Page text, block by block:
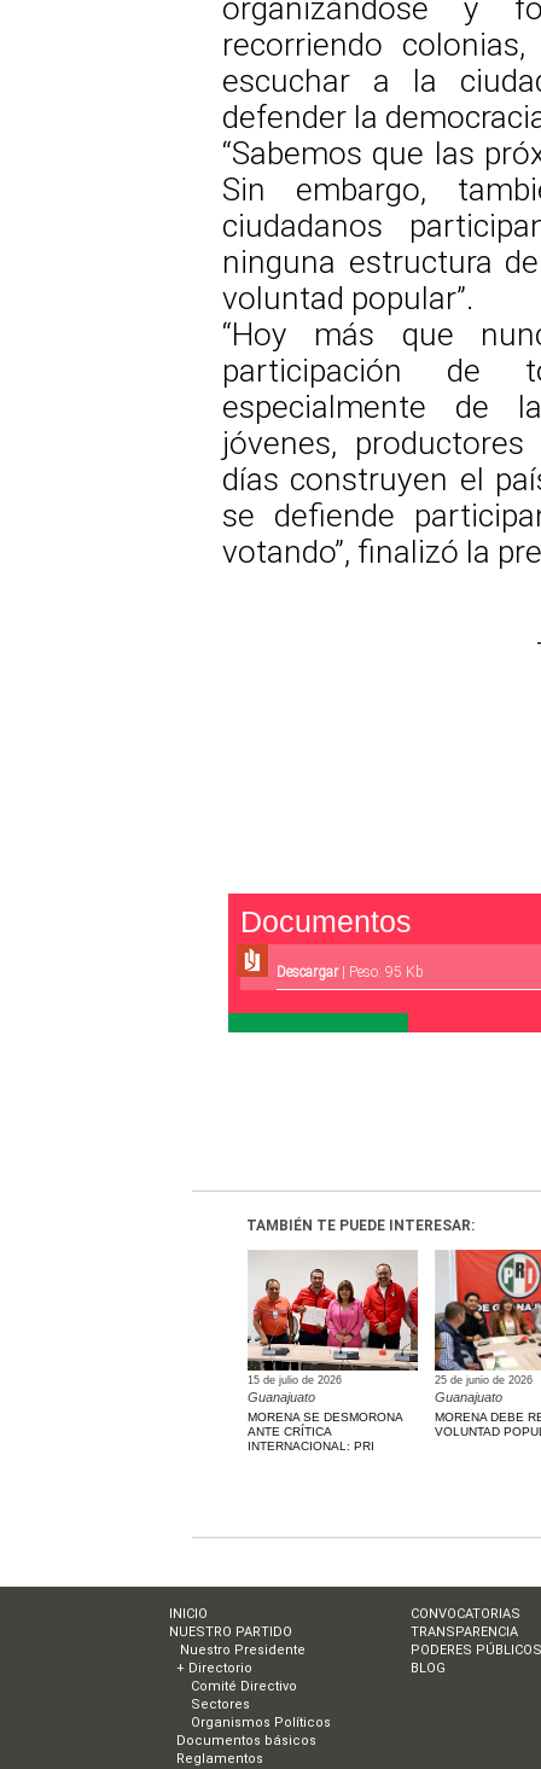
organizándose y
recorriendo
escuchar a la
defender la
“Sabemos que las
Sin embargo,
ciudadanos
ninguna estructura
voluntad popular”.
“Hoy más que
participación de
especialmente de
jóvenes,
días construyen el
se defiende
votando”, finalizó la
Documentos
Descargar | Peso: 95 Kb
TAMBIÉN TE PUEDE INTERESAR:
15 de julio de 2026
Guanajuato
MORENA SE DESMORONA
ANTE CRÍTICA
INTERNACIONAL: PRI
25 de junio de 2026
Guanajuato
MORENA DEBE
VOLUNTAD
INICIO
NUESTRO PARTIDO
Nuestro Presidente
+ Directorio
Comité Directivo
Sectores
Organismos Políticos
Documentos básicos
Reglamentos
CONVOCATORIAS
TRANSPARENCIA
PODERES PÚBLICOS
BLOG